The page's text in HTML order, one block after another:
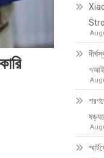
৭আই